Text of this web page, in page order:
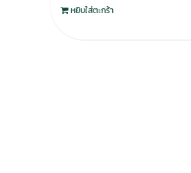
หยิบใส่ตะกร้า